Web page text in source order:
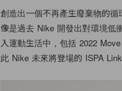
創造出一個不再產生廢棄物的
像是過去 Nike 開發出對環境低
入運動生活中，包括 2022
此 Nike 未來將登場的 ISPA